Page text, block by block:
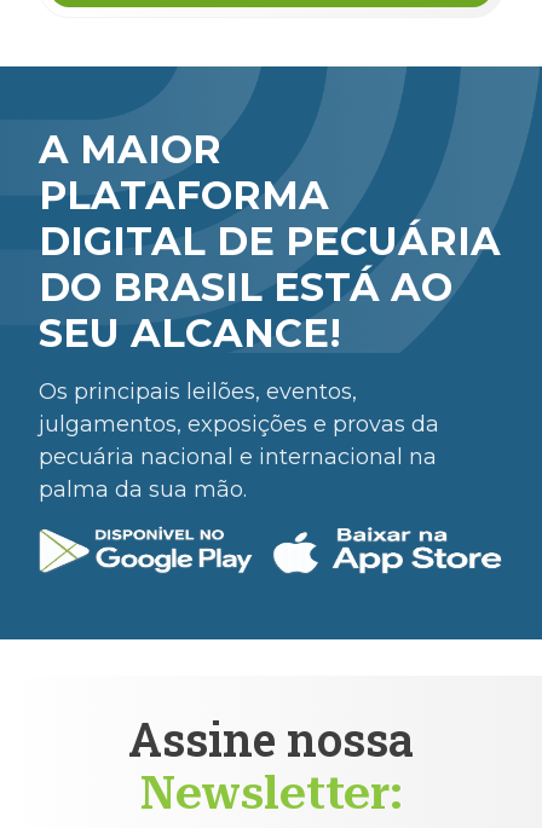
A MAIOR
PLATAFORMA
DIGITAL DE PECUÁRIA
DO BRASIL ESTÁ AO
SEU ALCANCE!
Os principais leilões, eventos,
julgamentos, exposições e provas da
pecuária nacional e internacional na
palma da sua mão.
Assine nossa
Newsletter: